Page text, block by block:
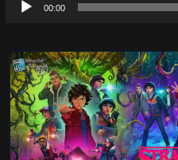
00:00